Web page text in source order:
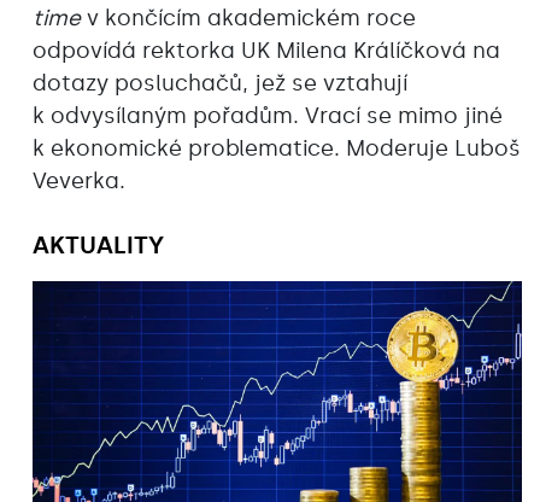
timev končícím akademickém roce
odpovídá rektorka UK Milena Králíčková na
dotazy posluchačů, jež se vztahují
k odvysílaným pořadům. Vrací se mimo jiné
k ekonomické problematice. Moderuje Luboš
Veverka.
AKTUALITY